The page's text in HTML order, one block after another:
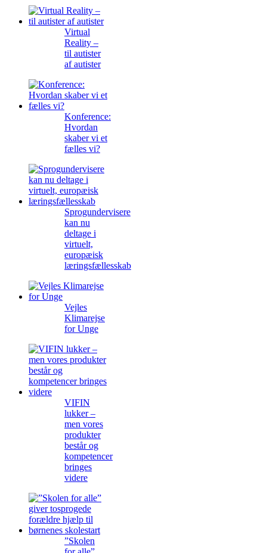
Virtual
Reality –
til autister
af autister
Konference:
Hvordan
skaber vi et
fælles vi?
Sprogundervisere
kan nu
deltage i
virtuelt,
europæisk
læringsfællesskab
Vejles
Klimarejse
for Unge
VIFIN
lukker –
men vores
produkter
består og
kompetencer
bringes
videre
”Skolen